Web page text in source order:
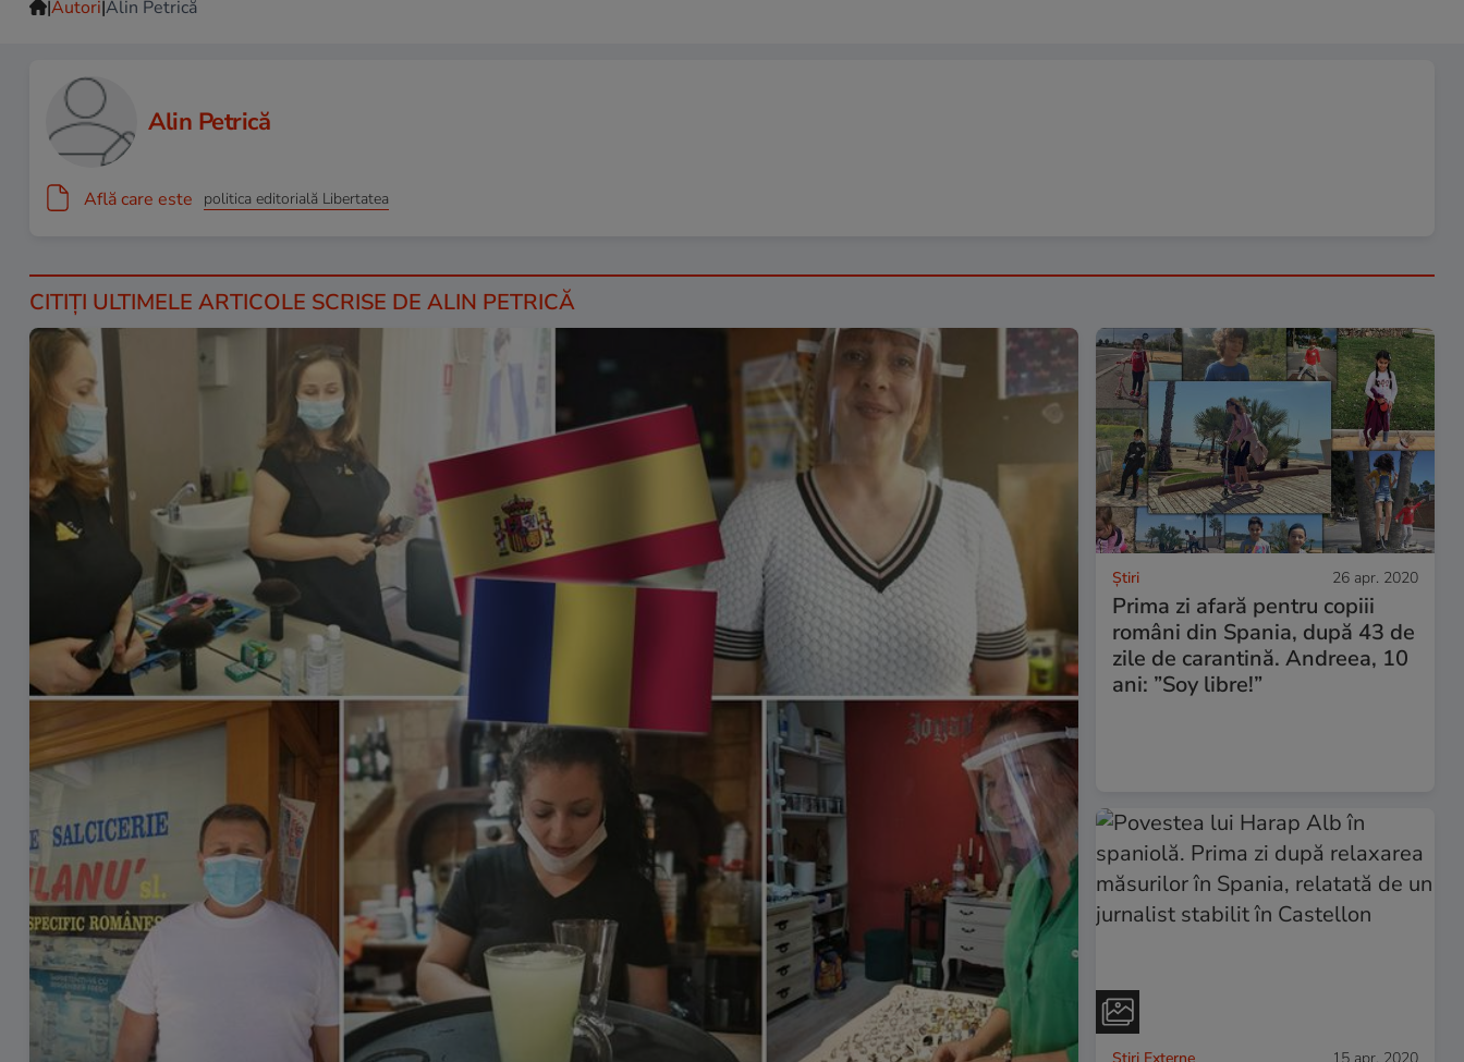
|Autori|Alin Petrică
Alin Petrică
Află care este politica editorială Libertatea
CITIȚI ULTIMELE ARTICOLE SCRISE DE ALIN PETRICĂ
Ştiri 26 apr. 2020
Prima zi afară pentru copiii
români din Spania, după 43 de
zile de carantină. Andreea, 10
ani: ”Soy libre!”